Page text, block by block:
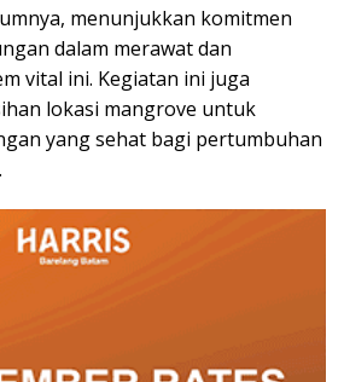
menunjukkan komitmen
dalam merawat dan
vital ini. Kegiatan ini juga
lokasi mangrove untuk
yang sehat bagi pertumbuhan